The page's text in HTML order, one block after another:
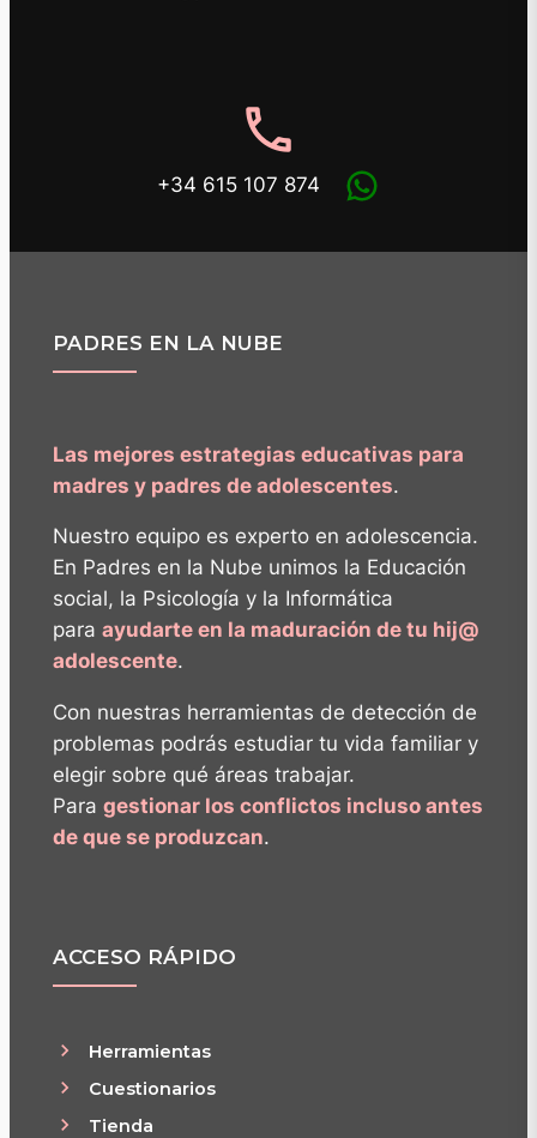
phone
+34 615 107 874
PADRES EN LA NUBE
Las mejores estrategias educativas para
madres y padres de adolescentes.
Nuestro equipo es experto en adolescencia.
En Padres en la Nube unimos la Educación
social, la Psicología y la Informática
para ayudarte en la maduración de tu hij@
adolescente.
Con nuestras herramientas de detección de
problemas podrás estudiar tu vida familiar y
elegir sobre qué áreas trabajar.
Para gestionar los conflictos incluso antes
de que se produzcan.
ACCESO RÁPIDO
Herramientas
Cuestionarios
Tienda